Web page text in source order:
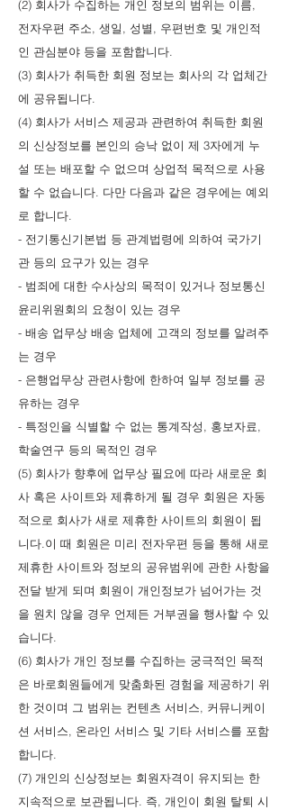
(2) 회사가 수집하는 개인 정보의 범위는 이름,
전자우편 주소, 생일, 성별, 우편번호 및 개인적
인 관심분야 등을 포함합니다.
(3) 회사가 취득한 회원 정보는 회사의 각 업체간
에 공유됩니다.
(4) 회사가 서비스 제공과 관련하여 취득한 회원
의 신상정보를 본인의 승낙 없이 제 3자에게 누
설 또는 배포할 수 없으며 상업적 목적으로 사용
할 수 없습니다. 다만 다음과 같은 경우에는 예외
로 합니다.
- 전기통신기본법 등 관계법령에 의하여 국가기
관 등의 요구가 있는 경우
- 범죄에 대한 수사상의 목적이 있거나 정보통신
윤리위원회의 요청이 있는 경우
- 배송 업무상 배송 업체에 고객의 정보를 알려주
는 경우
- 은행업무상 관련사항에 한하여 일부 정보를 공
유하는 경우
- 특정인을 식별할 수 없는 통계작성, 홍보자료,
학술연구 등의 목적인 경우
(5) 회사가 향후에 업무상 필요에 따라 새로운 회
사 혹은 사이트와 제휴하게 될 경우 회원은 자동
적으로 회사가 새로 제휴한 사이트의 회원이 됩
니다.이 때 회원은 미리 전자우편 등을 통해 새로
제휴한 사이트와 정보의 공유범위에 관한 사항을
전달 받게 되며 회원이 개인정보가 넘어가는 것
을 원치 않을 경우 언제든 거부권을 행사할 수 있
습니다.
(6) 회사가 개인 정보를 수집하는 궁극적인 목적
은 바로회원들에게 맞춤화된 경험을 제공하기 위
한 것이며 그 범위는 컨텐츠 서비스, 커뮤니케이
션 서비스, 온라인 서비스 및 기타 서비스를 포함
합니다.
(7) 개인의 신상정보는 회원자격이 유지되는 한
지속적으로 보관됩니다. 즉, 개인이 회원 탈퇴 시